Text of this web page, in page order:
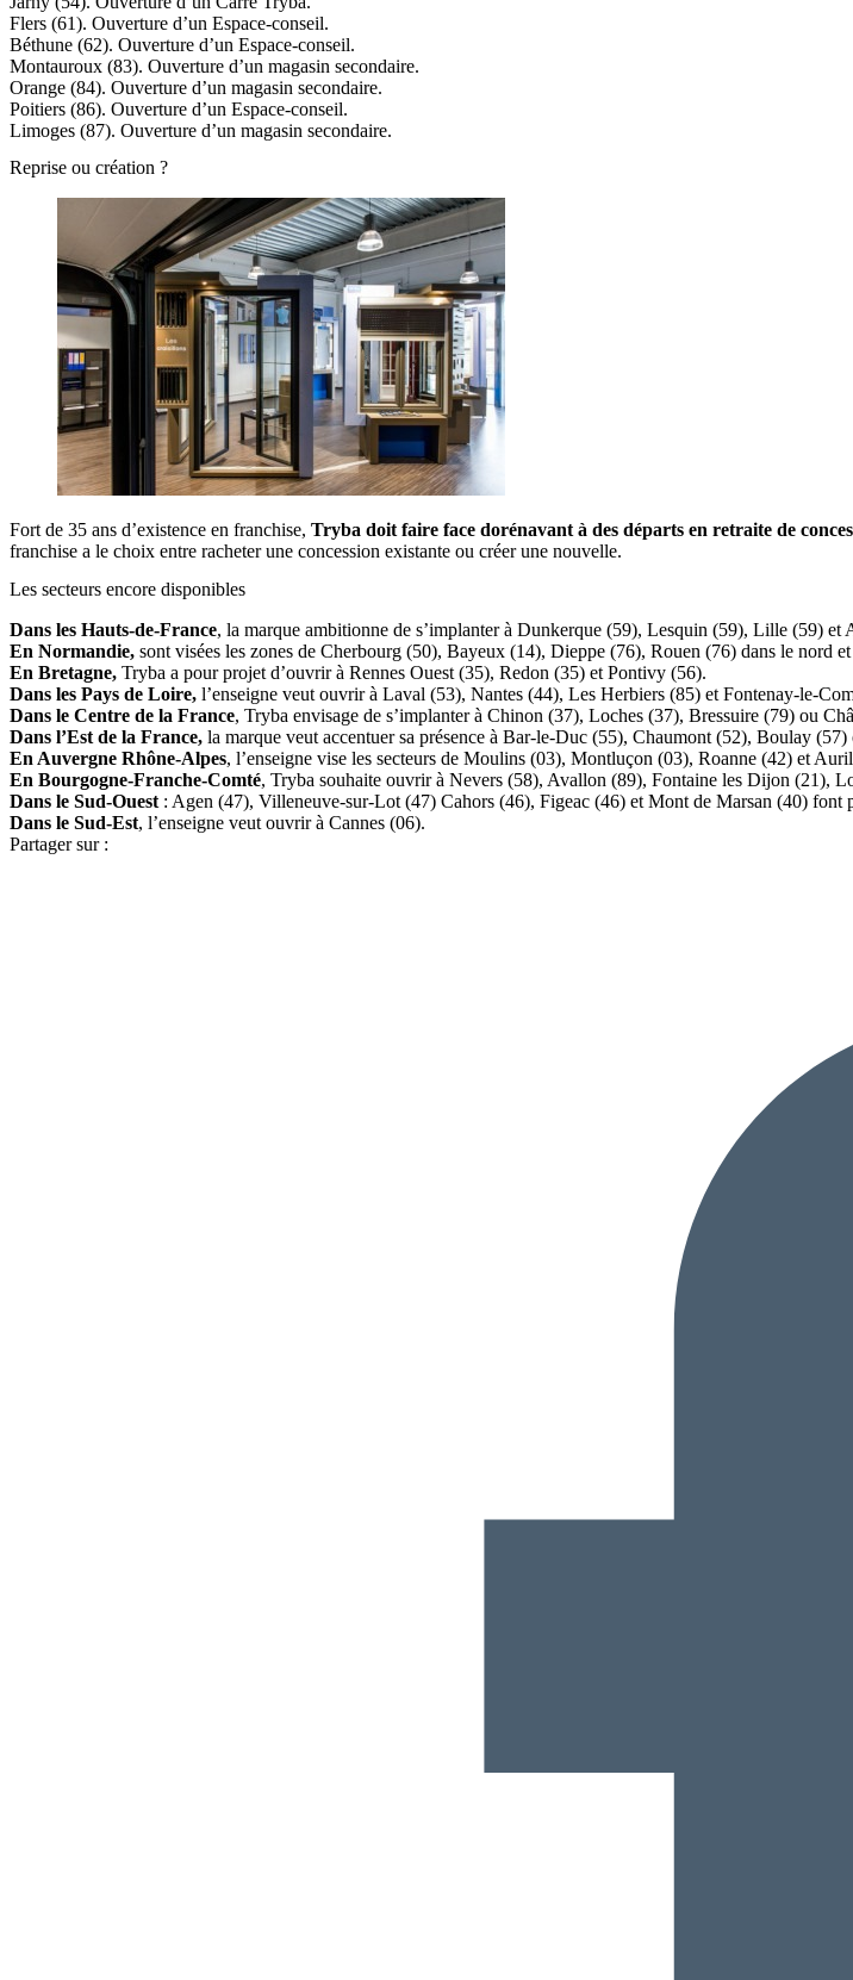
Flers (61). Ouverture d’un Espace-conseil.
Béthune (62). Ouverture d’un Espace-conseil.
Montauroux (83). Ouverture d’un magasin secondaire.
Orange (84). Ouverture d’un magasin secondaire.
Poitiers (86). Ouverture d’un Espace-conseil.
Limoges (87). Ouverture d’un magasin secondaire.
Reprise ou création ?
Fort de 35 ans d’existence en franchise, Tryba doit faire face dorénavant à des départs en retraite de
franchise a le choix entre racheter une concession existante ou créer une nouvelle.
Les secteurs encore disponibles
Dans les Hauts-de-France, la marque ambitionne de s’implanter à Dunkerque (59), Lesquin (59), Lille (59) et
En Normandie, sont visées les zones de Cherbourg (50), Bayeux (14), Dieppe (76), Rouen (76) dans le nord
En Bretagne, Tryba a pour projet d’ouvrir à Rennes Ouest (35), Redon (35) et Pontivy (56).
Dans les Pays de Loire, l’enseigne veut ouvrir à Laval (53), Nantes (44), Les Herbiers (85) et Fontenay-le-
Dans le Centre de la France, Tryba envisage de s’implanter à Chinon (37), Loches (37), Bressuire (79) ou
Dans l’Est de la France, la marque veut accentuer sa présence à Bar-le-Duc (55), Chaumont (52), Boulay (57)
En Auvergne Rhône-Alpes, l’enseigne vise les secteurs de Moulins (03), Montluçon (03), Roanne (42) et
En Bourgogne-Franche-Comté, Tryba souhaite ouvrir à Nevers (58), Avallon (89), Fontaine les Dijon (21),
Dans le Sud-Ouest : Agen (47), Villeneuve-sur-Lot (47) Cahors (46), Figeac (46) et Mont de Marsan (40) font
Dans le Sud-Est, l’enseigne veut ouvrir à Cannes (06).
Partager sur :